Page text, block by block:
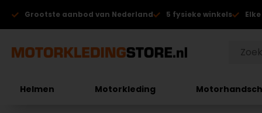
Grootste aanbod van Nederland 5 fysieke winkels
Helmen Motorkleding